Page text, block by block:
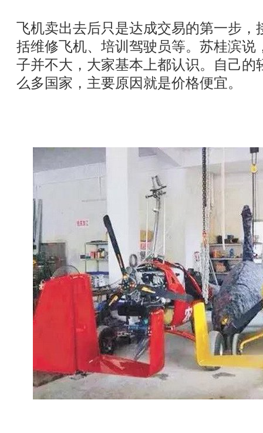
飞机卖出去后只是达成交易的第一步，
括维修飞机、培训驾驶员等。苏桂滨说
子并不大，大家基本上都认识。自己的
么多国家，主要原因就是价格便宜。